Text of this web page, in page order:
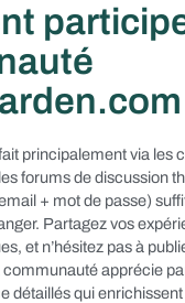
principalement via les
forums de discussion
+ mot de passe)
Partagez vos
et n’hésitez pas à
communauté apprécie
détaillés qui